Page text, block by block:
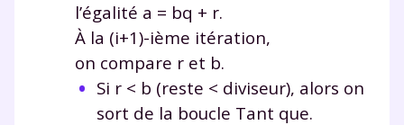
l’égalité a = bq + r.
À la (i+1)-ième itération,
on compare r et b.
Si r < b (reste < diviseur), alors on
sort de la boucle Tant que.